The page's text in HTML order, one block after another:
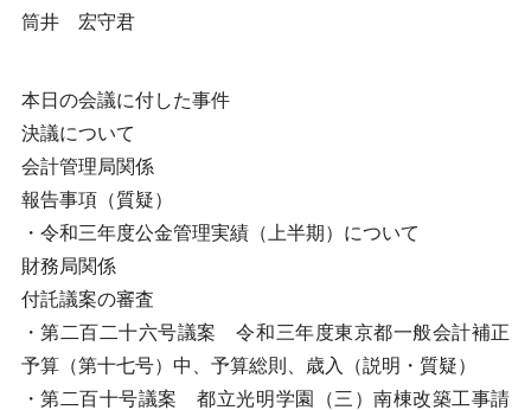
筒井 宏守君
本日の会議に付した事件
決議について
会計管理局関係
報告事項（質疑）
・令和三年度公金管理実績（上半期）について
財務局関係
付託議案の審査
・第二百二十六号議案 令和三年度東京都一般会計補正
予算（第十七号）中、予算総則、歳入（説明・質疑）
・第二百十号議案 都立光明学園（三）南棟改築工事請